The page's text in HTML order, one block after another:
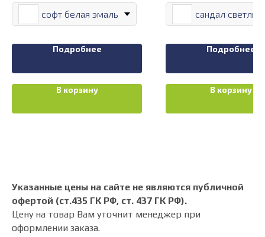
софт белая эмаль
Подробнее
В корзину
сандал светлый
Подробнее
В корзину
Указанные цены на сайте не являются публичной
офертой (ст.435 ГК РФ, cт. 437 ГК РФ).
Цену на товар Вам уточнит менеджер при
оформлении заказа.